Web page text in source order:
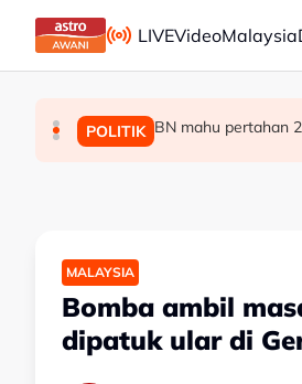
Skip to main content
LIVEVideoMalaysia
MALAYSIA Operasi tren
POLITIK BN mahu pertahan
POLITIK ‘Kalau saya
MALAYSIA
Bomba ambil
dipatuk ular di